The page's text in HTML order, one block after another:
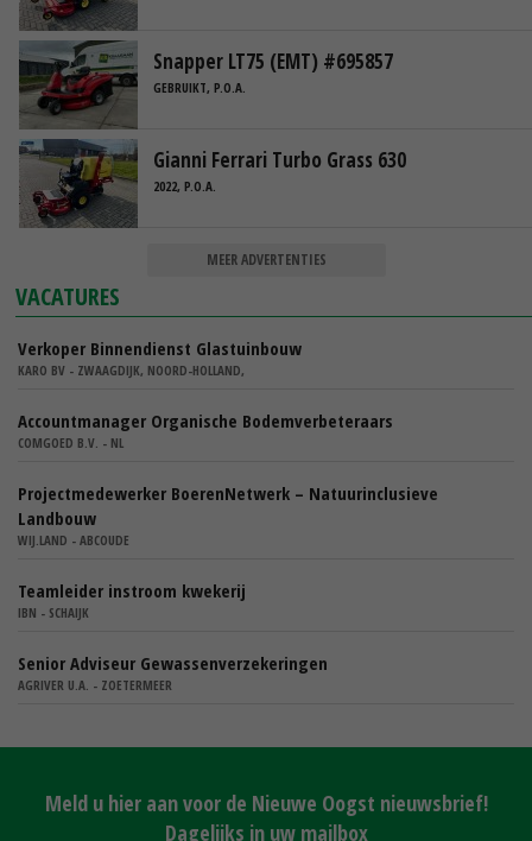
Snapper LT75 (EMT) #695857
GEBRUIKT, P.O.A.
Gianni Ferrari Turbo Grass 630
2022, P.O.A.
MEER ADVERTENTIES
VACATURES
Verkoper Binnendienst Glastuinbouw
KARO BV - ZWAAGDIJK, NOORD-HOLLAND,
Accountmanager Organische Bodemverbeteraars
COMGOED B.V. - NL
Projectmedewerker BoerenNetwerk – Natuurinclusieve
Landbouw
WIJ.LAND - ABCOUDE
Teamleider instroom kwekerij
IBN - SCHAIJK
Senior Adviseur Gewassenverzekeringen
AGRIVER U.A. - ZOETERMEER
Meld u hier aan voor de Nieuwe Oogst nieuwsbrief!
Dagelijks in uw mailbox